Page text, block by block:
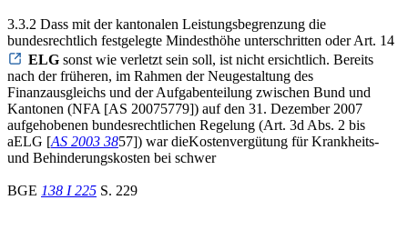
3.3.2 Dass mit der kantonalen Leistungsbegrenzung die
bundesrechtlich festgelegte Mindesthöhe unterschritten oder Art. 14
ELG sonst wie verletzt sein soll, ist nicht ersichtlich. Bereits
nach der früheren, im Rahmen der Neugestaltung des
Finanzausgleichs und der Aufgabenteilung zwischen Bund und
Kantonen (NFA [AS 20075779]) auf den 31. Dezember 2007
aufgehobenen bundesrechtlichen Regelung (Art. 3d Abs. 2 bis
aELG [AS 2003 3857]) war dieKostenvergütung für Krankheits-
und Behinderungskosten bei schwer
BGE 138 I 225 S. 229